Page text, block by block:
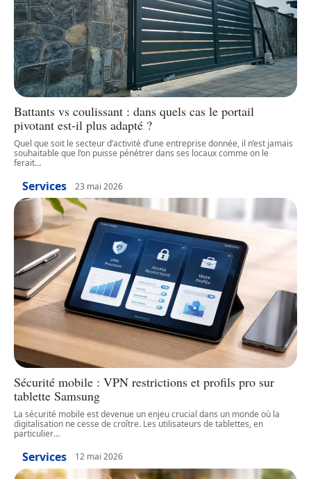
Battants vs coulissant : dans quels cas le portail
pivotant est-il plus adapté ?
Quel que soit le secteur d’activité d’une entreprise donnée, il n’est jamais
souhaitable que l’on puisse pénétrer dans ses locaux comme on le
ferait…
Services 23 mai 2026
Sécurité mobile : VPN restrictions et profils pro sur
tablette Samsung
La sécurité mobile est devenue un enjeu crucial dans un monde où la
digitalisation ne cesse de croître. Les utilisateurs de tablettes, en
particulier…
Services 12 mai 2026